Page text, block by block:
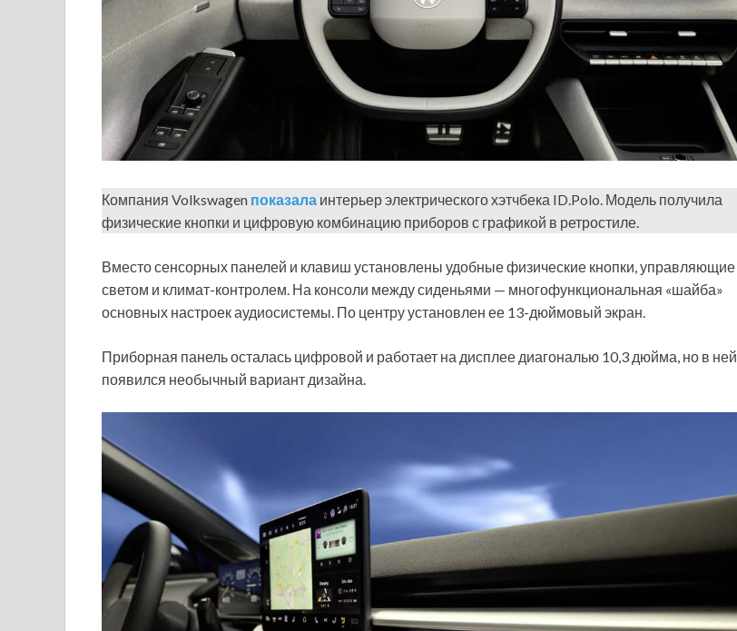
Компания Volkswagen показала интерьер электрического хэтчбека ID.Polo. Модель получила
физические кнопки и цифровую комбинацию приборов с графикой в ретростиле.
Вместо сенсорных панелей и клавиш установлены удобные физические кнопки, управляющие
светом и климат-контролем. На консоли между сиденьями — многофункциональная «шайба»
основных настроек аудиосистемы. По центру установлен ее 13-дюймовый экран.
Приборная панель осталась цифровой и работает на дисплее диагональю 10,3 дюйма, но в ней
появился необычный вариант дизайна.